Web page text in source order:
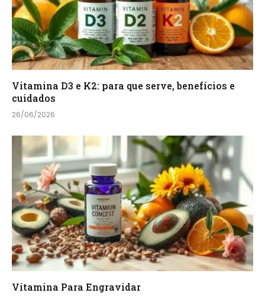
Vitamina D3 e K2: para que serve, benefícios e
cuidados
26/06/2026
Vitamina Para Engravidar